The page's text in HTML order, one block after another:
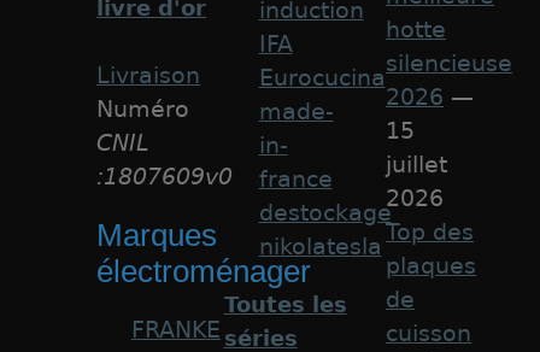
livre d'or
Livraison
Numéro
CNIL
:1807609v0
Marques
électroménager
FRANKE
induction
IFA
Eurocucina
made-
in-
france
destockage
nikolatesla
Toutes les
séries
hotte
silencieuse
2026 —
15
juillet
2026
Top des
plaques
de
cuisson